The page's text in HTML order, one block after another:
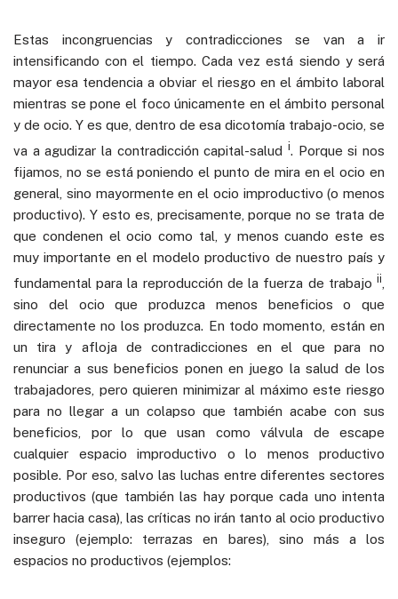
Estas incongruencias y contradicciones se van a ir
intensificando con el tiempo. Cada vez está siendo y será
mayor esa tendencia a obviar el riesgo en el ámbito laboral
mientras se pone el foco únicamente en el ámbito personal
y de ocio. Y es que, dentro de esa dicotomía trabajo-ocio, se
va a agudizar la contradicción capital-salud i. Porque si nos
fijamos, no se está poniendo el punto de mira en el ocio en
general, sino mayormente en el ocio improductivo (o menos
productivo). Y esto es, precisamente, porque no se trata de
que condenen el ocio como tal, y menos cuando este es
muy importante en el modelo productivo de nuestro país y
fundamental para la reproducción de la fuerza de trabajo ii
sino del ocio que produzca menos beneficios o que
directamente no los produzca. En todo momento, están en
un tira y afloja de contradicciones en el que para no
renunciar a sus beneficios ponen en juego la salud de los
trabajadores, pero quieren minimizar al máximo este riesgo
para no llegar a un colapso que también acabe con sus
beneficios, por lo que usan como válvula de escape
cualquier espacio improductivo o lo menos productivo
posible. Por eso, salvo las luchas entre diferentes sectores
productivos (que también las hay porque cada uno intenta
barrer hacia casa), las críticas no irán tanto al ocio productivo
inseguro (ejemplo: terrazas en bares), sino más a los
espacios no productivos (ejemplos: